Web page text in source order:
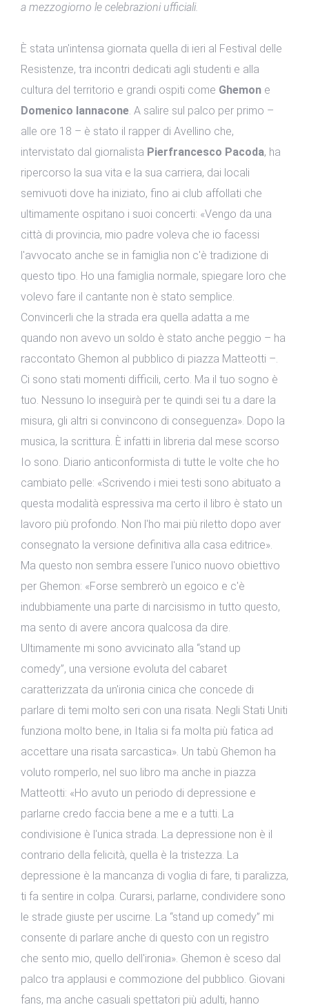
a mezzogiorno le celebrazioni ufficiali.
È stata un'intensa giornata quella di ieri al Festival delle
Resistenze, tra incontri dedicati agli studenti e alla
cultura del territorio e grandi ospiti come Ghemon e
Domenico Iannacone. A salire sul palco per primo –
alle ore 18 – è stato il rapper di Avellino che,
intervistato dal giornalista Pierfrancesco Pacoda, ha
ripercorso la sua vita e la sua carriera, dai locali
semivuoti dove ha iniziato, fino ai club affollati che
ultimamente ospitano i suoi concerti: «Vengo da una
città di provincia, mio padre voleva che io facessi
l'avvocato anche se in famiglia non c'è tradizione di
questo tipo. Ho una famiglia normale, spiegare loro che
volevo fare il cantante non è stato semplice.
Convincerli che la strada era quella adatta a me
quando non avevo un soldo è stato anche peggio – ha
raccontato Ghemon al pubblico di piazza Matteotti –.
Ci sono stati momenti difficili, certo. Ma il tuo sogno è
tuo. Nessuno lo inseguirà per te quindi sei tu a dare la
misura, gli altri si convincono di conseguenza». Dopo la
musica, la scrittura. È infatti in libreria dal mese scorso
Io sono. Diario anticonformista di tutte le volte che ho
cambiato pelle: «Scrivendo i miei testi sono abituato a
questa modalità espressiva ma certo il libro è stato un
lavoro più profondo. Non l'ho mai più riletto dopo aver
consegnato la versione definitiva alla casa editrice».
Ma questo non sembra essere l'unico nuovo obiettivo
per Ghemon: «Forse sembrerò un egoico e c'è
indubbiamente una parte di narcisismo in tutto questo,
ma sento di avere ancora qualcosa da dire.
Ultimamente mi sono avvicinato alla “stand up
comedy”, una versione evoluta del cabaret
caratterizzata da un'ironia cinica che concede di
parlare di temi molto seri con una risata. Negli Stati Uniti
funziona molto bene, in Italia si fa molta più fatica ad
accettare una risata sarcastica». Un tabù Ghemon ha
voluto romperlo, nel suo libro ma anche in piazza
Matteotti: «Ho avuto un periodo di depressione e
parlarne credo faccia bene a me e a tutti. La
condivisione è l'unica strada. La depressione non è il
contrario della felicità, quella è la tristezza. La
depressione è la mancanza di voglia di fare, ti paralizza,
ti fa sentire in colpa. Curarsi, parlarne, condividere sono
le strade giuste per uscirne. La “stand up comedy” mi
consente di parlare anche di questo con un registro
che sento mio, quello dell'ironia». Ghemon è sceso dal
palco tra applausi e commozione del pubblico. Giovani
fans, ma anche casuali spettatori più adulti, hanno